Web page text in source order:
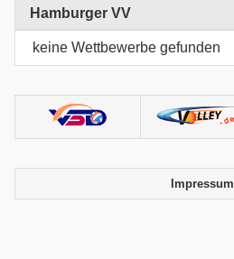
Hamburger VV
keine Wettbewerbe gefunden
Impressum